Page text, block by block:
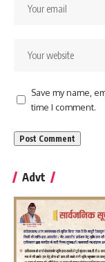
Save my name,
time I comment.
Advt